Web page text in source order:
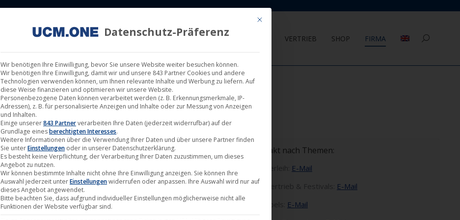
FILM LABELS KINOVERLEIH MUSIK LABELS RECHTEMANAGEMENT VERTRIEB SHOP FIRMA Search:
Kontakt nach Themen:
Kinoverleih: E-Mail
Weltvertrieb & Festivals: E-Mail
E-Mail
Mit diesem Button wird der Dialog geschlossen. Seine Funktionalität
Datenschutz-Präferenz
Wir benötigen Ihre Einwilligung, bevor Sie unsere Website weiter besuchen können.
Wir benötigen Ihre Einwilligung, damit wir und unsere 843 Partner Cookies und andere
Technologien verwenden können, um Ihnen relevante Inhalte und Werbung zu liefern. Auf
diese Weise finanzieren und optimieren wir unsere Website.
Personenbezogene Daten können verarbeitet werden (z. B. Erkennungsmerkmale, IP-
Adressen), z. B. für personalisierte Anzeigen und Inhalte oder zur Messung von Anzeigen
und Inhalten.
Einige unserer843 Partnerverarbeiten Ihre Daten (jederzeit widerrufbar) auf der
Grundlage einesberechtigten Interesses.
Weitere Informationen über die Verwendung Ihrer Daten und über unsere Partner finden
Sie unterEinstellungen oder in unserer Datenschutzerklärung.
Es besteht keine Verpflichtung, der Verarbeitung Ihrer Daten zuzustimmen, um dieses
Angebot zu nutzen.
Wir können bestimmte Inhalte nicht ohne Ihre Einwilligung anzeigen. Sie können Ihre
Auswahl jederzeit unterEinstellungenwiderrufen oder anpassen. Ihre Auswahl wird nur auf
dieses Angebot angewendet.
Bitte beachten Sie, dass aufgrund individueller Einstellungen möglicherweise nicht alle
Funktionen der Website verfügbar sind.